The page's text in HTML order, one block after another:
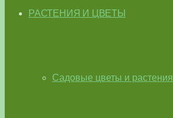
РАСТЕНИЯ И ЦВЕТЫ
Садовые цветы и растения